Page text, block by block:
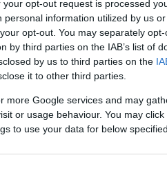
opt-out request is processed
information utilized by us
opt-out. You may separately
by third parties on the IAB’s list of
by us to third parties on the
it to other third parties.
more Google services and may
or usage behaviour. You may
to use your data for below
συνταγή.
07:20
- Ταρτούλες με
τόνο ή